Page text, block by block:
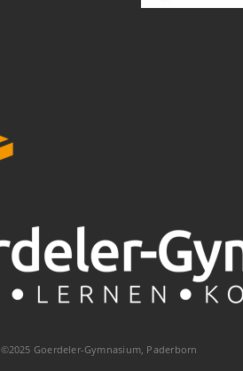
©2025 Goerdeler-Gymnasium, Paderborn